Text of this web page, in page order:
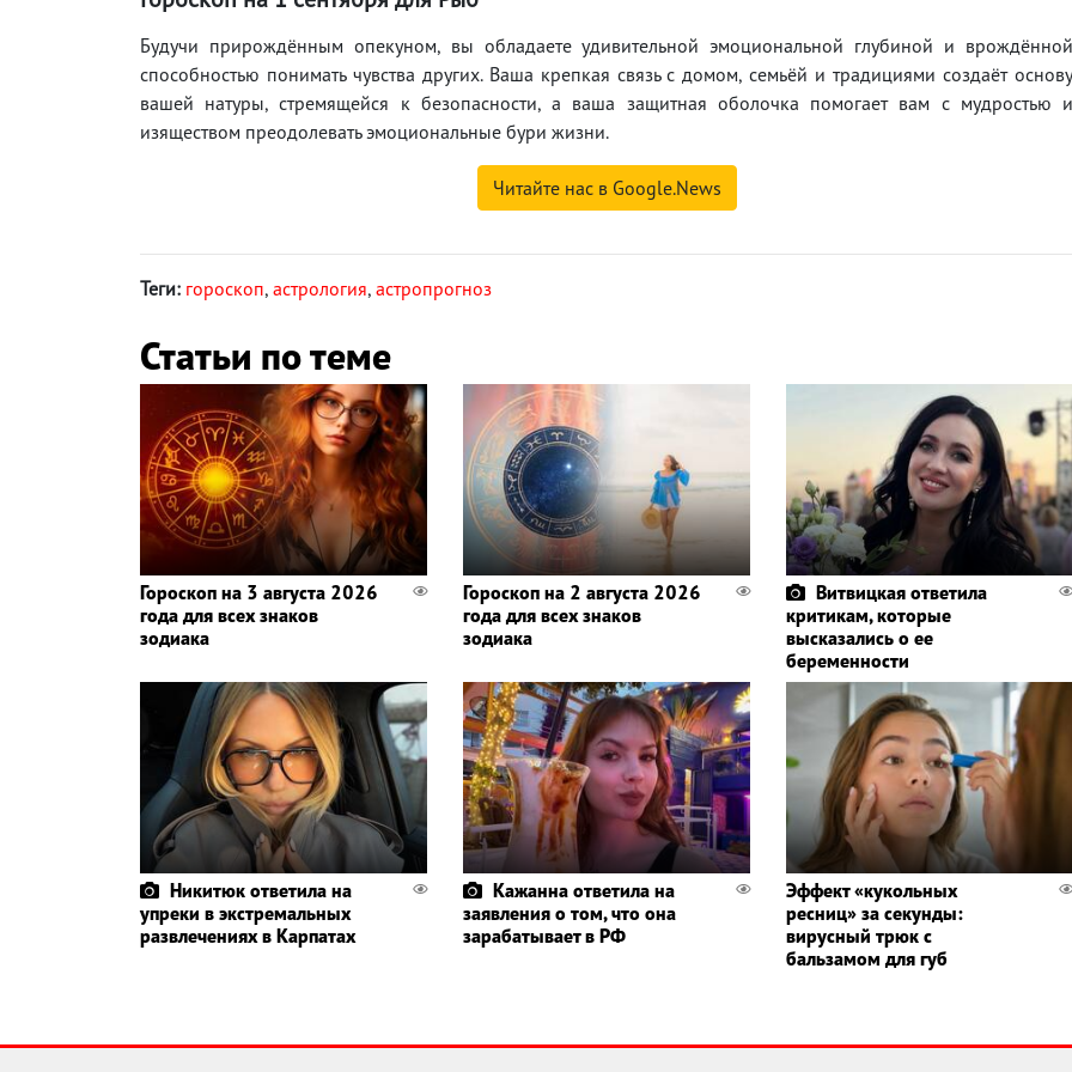
Будучи прирождённым опекуном, вы обладаете удивительной эмоциональной глубиной и врождённой
способностью понимать чувства других. Ваша крепкая связь с домом, семьёй и традициями создаёт основу
вашей натуры, стремящейся к безопасности, а ваша защитная оболочка помогает вам с мудростью и
изяществом преодолевать эмоциональные бури жизни.
Читайте нас в Google.News
Теги: гороскоп, астрология, астропрогноз
Статьи по теме
Гороскоп на 3 августа 2026
года для всех знаков
зодиака
Гороскоп на 2 августа 2026
года для всех знаков
зодиака
Витвицкая ответила
критикам, которые
высказались о ее
беременности
Никитюк ответила на
упреки в экстремальных
развлечениях в Карпатах
Кажанна ответила на
заявления о том, что она
зарабатывает в РФ
Эффект «кукольных
ресниц» за секунды:
вирусный трюк с
бальзамом для губ